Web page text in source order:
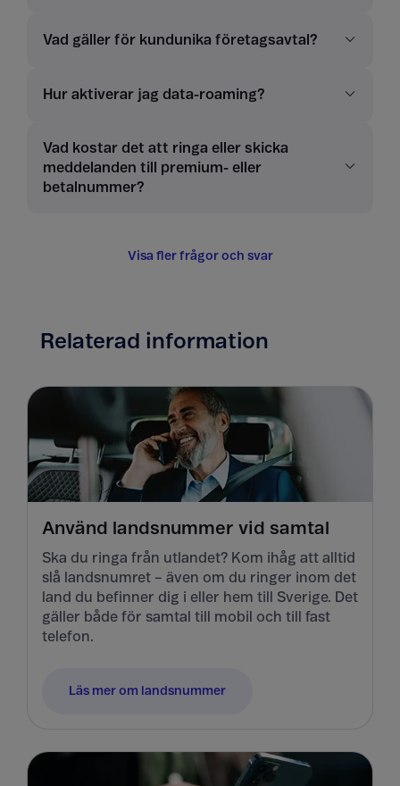
Vad gäller för kundunika företagsavtal?
Hur aktiverar jag data-roaming?
Vad kostar det att ringa eller skicka
meddelanden till premium- eller
betalnummer?
Visa fler frågor och svar
Relaterad information
Använd landsnummer vid samtal
Ska du ringa från utlandet? Kom ihåg att alltid
slå landsnumret – även om du ringer inom det
land du befinner dig i eller hem till Sverige. Det
gäller både för samtal till mobil och till fast
telefon.
Läs mer om landsnummer